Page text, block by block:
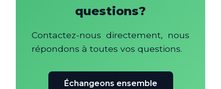
questions?
Contactez-nous directement, nous
répondons à toutes vos questions.
Échangeons ensemble